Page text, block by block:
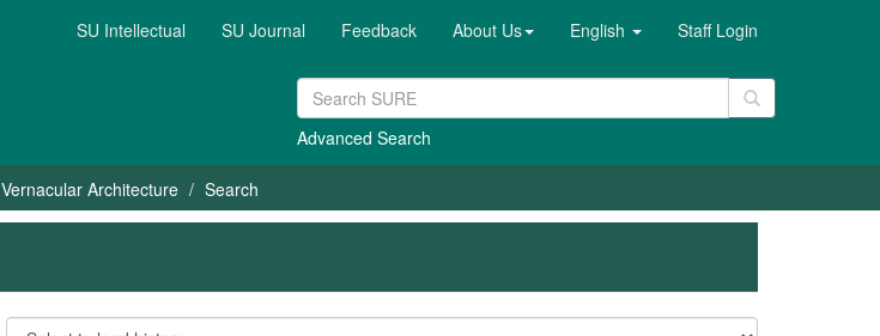
SU Intellectual SU Journal Feedback About Us English Staff Login
Advanced Search
Vernacular Architecture Search